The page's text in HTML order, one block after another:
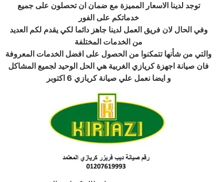
توجد لدينا الاسعار المميزة مع ضمان ان تحصلون على جميع
خدماتكم على الفور
وفي الحال لان فريق العمل لدينا جاهز دائما لكي يقدم لكم العديد
من الخدمات المختلفة
والتي من شأنها تتمكنوا من الحصول على افضل الخدمات المعروفة
فان صيانة اجهزة كريازي الغربية هي الحل الوحيد لجميع المشاكل
و ايضا نعمل علي صيانة كريازي 6 اكتوبر